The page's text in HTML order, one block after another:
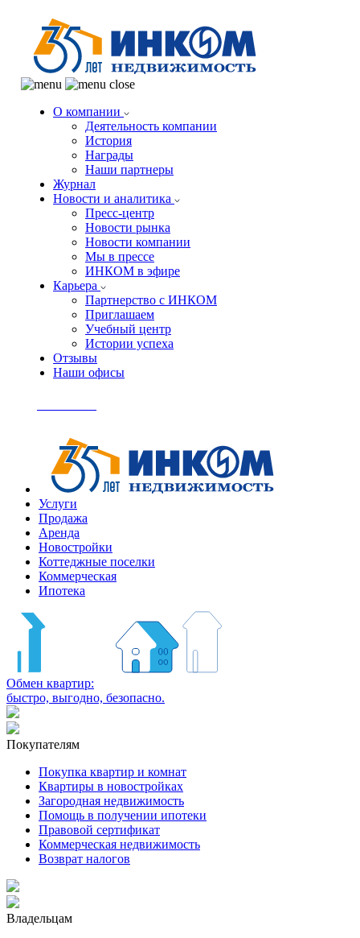
О компании
Деятельность компании
История
Награды
Наши партнеры
Журнал
Новости и аналитика
Пресс-центр
Новости рынка
Новости компании
Мы в прессе
ИНКОМ в эфире
Карьера
Партнерство с ИНКОМ
Приглашаем
Учебный центр
Истории успеха
Отзывы
Наши офисы
Услуги
Продажа
Аренда
Новостройки
Коттеджные поселки
Коммерческая
Ипотека
Обмен квартир:
быстро, выгодно, безопасно.
Покупателям
Покупка квартир и комнат
Квартиры в новостройках
Загородная недвижимость
Помощь в получении ипотеки
Правовой сертификат
Коммерческая недвижимость
Возврат налогов
Владельцам